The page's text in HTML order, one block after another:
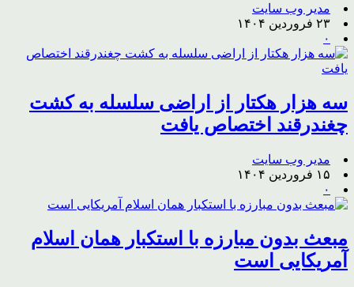
مدیر وب سایت
۲۳ فروردین ۱۴۰۴
۰
سه هزار هکتار از اراضی سلسله به کشت
چغندرقند اختصاص یافت
مدیر وب سایت
۱۵ فروردین ۱۴۰۴
۰
مبعث بدون مبارزه با استکبار همان اسلام
آمریکایی است